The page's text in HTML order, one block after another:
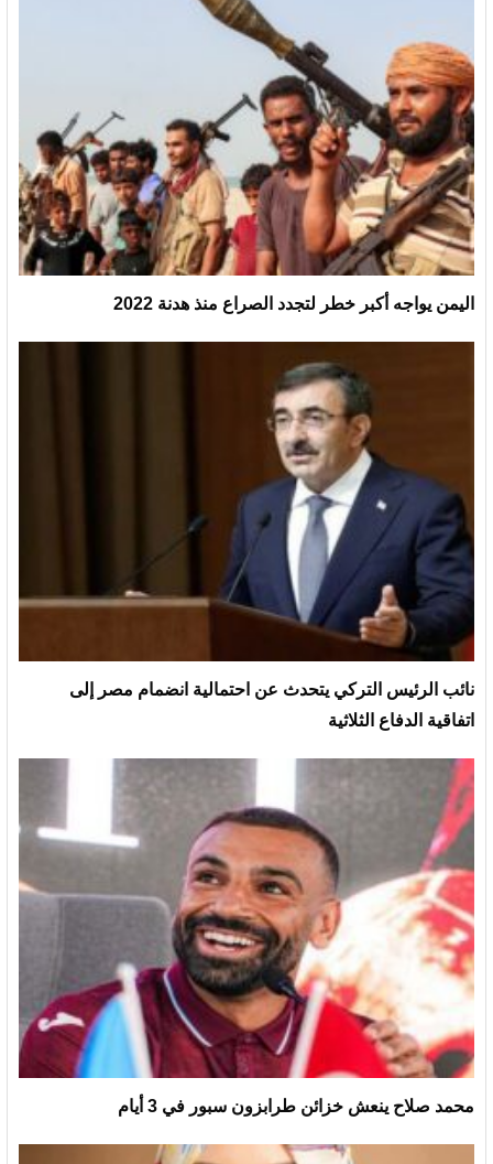
اليمن يواجه أكبر خطر لتجدد الصراع منذ هدنة 2022
نائب الرئيس التركي يتحدث عن احتمالية انضمام مصر إلى
اتفاقية الدفاع الثلاثية
محمد صلاح ينعش خزائن طرابزون سبور في 3 أيام